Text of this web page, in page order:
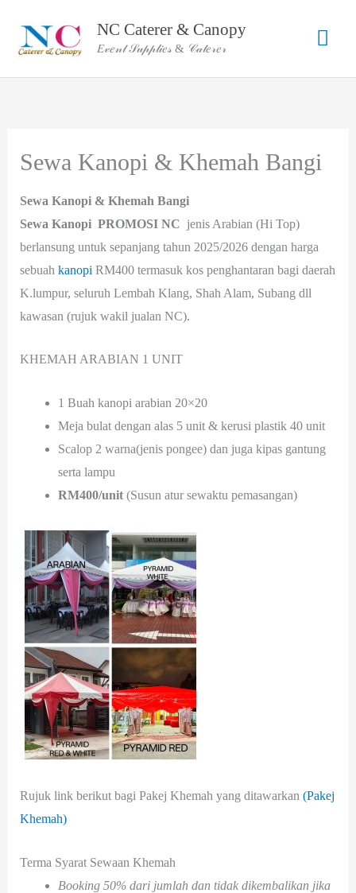
content
NC Caterer & Canopy
𝐸𝓋𝑒𝓃𝓉 𝒮𝓊𝓅𝓅𝓁𝒾𝑒𝓈 & 𝒞𝒶𝓉𝑒𝓇𝑒𝓇
Sewa Kanopi & Khemah Bangi
Sewa Kanopi & Khemah Bangi
Sewa Kanopi PROMOSI NC jenis Arabian (Hi Top)
berlansung untuk sepanjang tahun 2025/2026 dengan harga
sebuah kanopi RM400 termasuk kos penghantaran bagi daerah
K.lumpur, seluruh Lembah Klang, Shah Alam, Subang dll
kawasan (rujuk wakil jualan NC).
KHEMAH ARABIAN 1 UNIT
1 Buah kanopi arabian 20×20
Meja bulat dengan alas 5 unit & kerusi plastik 40 unit
Scalop 2 warna(jenis pongee) dan juga kipas gantung
serta lampu
RM400/unit(Susun atur sewaktu pemasangan)
Rujuk link berikut bagi Pakej Khemah yang ditawarkan (Pakej
Khemah)
Terma Syarat Sewaan Khemah
Booking 50% dari jumlah dan tidak dikembalikan jika